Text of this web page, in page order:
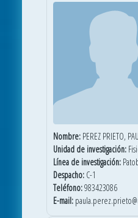
Nombre: PEREZ PRIETO,
Unidad de investigación:
Línea de investigación:
Despacho: C-1
Teléfono:983423086
E-mail: